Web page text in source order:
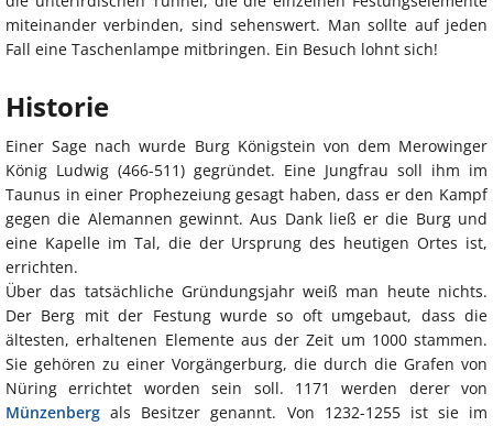
miteinander verbinden, sind sehenswert. Man sollte auf jeden
Fall eine Taschenlampe mitbringen. Ein Besuch lohnt sich!
Historie
Einer Sage nach wurde Burg Königstein von dem Merowinger
König Ludwig (466-511) gegründet. Eine Jungfrau soll ihm im
Taunus in einer Prophezeiung gesagt haben, dass er den Kampf
gegen die Alemannen gewinnt. Aus Dank ließ er die Burg und
eine Kapelle im Tal, die der Ursprung des heutigen Ortes ist,
errichten.
Über das tatsächliche Gründungsjahr weiß man heute nichts.
Der Berg mit der Festung wurde so oft umgebaut, dass die
ältesten, erhaltenen Elemente aus der Zeit um 1000 stammen.
Sie gehören zu einer Vorgängerburg, die durch die Grafen von
Nüring errichtet worden sein soll. 1171 werden derer von
Münzenberg als Besitzer genannt. Von 1232-1255 ist sie im